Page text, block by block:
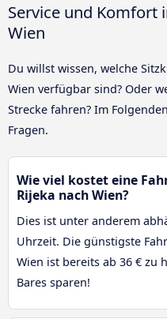
Service und Komfort
Wien
Du willst wissen, welche
Wien verfügbar sind? Oder
Strecke fahren? Im
Fragen.
Wie viel kostet eine
Rijeka nach Wien?
Dies ist unter anderem
Uhrzeit. Die günstigste
Wien ist bereits ab 36 € zu
Bares sparen!